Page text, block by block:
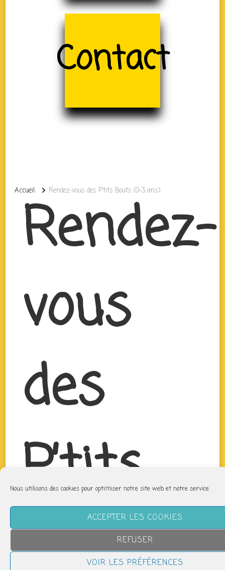
Nous utilisons des cookies pour optimiser notre site web et notre service.
ACCEPTER LES COOKIES
REFUSER
VOIR LES PRÉFÉRENCES
Accueil Rendez-vous des P’tits Bouts (0-3 ans)
Rendez-
vous
des
P’tits
Bouts
Contact